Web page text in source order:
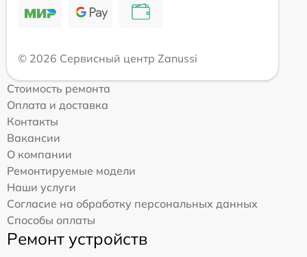
© 2026 Сервисный центр Zanussi
Стоимость ремонта
Оплата и доставка
Контакты
Вакансии
О компании
Ремонтируемые модели
Наши услуги
Согласие на обработку персональных данных
Способы оплаты
Ремонт устройств